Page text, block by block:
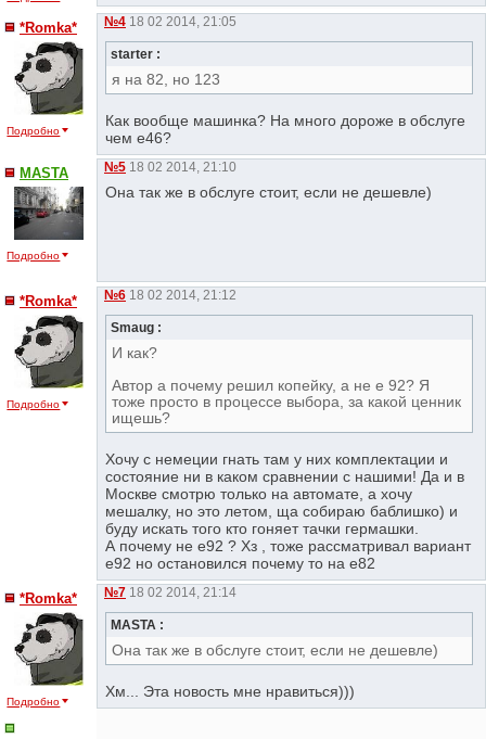
*Romka*
Подробно
№4 18 02 2014, 21:05
starter :
я на 82, но 123
Как вообще машинка? На много дороже в обслуге
чем е46?
MASTA
Подробно
№5 18 02 2014, 21:10
Она так же в обслуге стоит, если не дешевле)
*Romka*
Подробно
№6 18 02 2014, 21:12
Smaug :
И как?
Автор а почему решил копейку, а не е 92? Я
тоже просто в процессе выбора, за какой ценник
ищешь?
Хочу с немеции гнать там у них комплектации и
состояние ни в каком сравнении с нашими! Да и в
Москве смотрю только на автомате, а хочу
мешалку, но это летом, ща собираю баблишко) и
буду искать того кто гоняет тачки гермашки.
А почему не е92 ? Хз , тоже рассматривал вариант
е92 но остановился почему то на е82
*Romka*
Подробно
№7 18 02 2014, 21:14
MASTA :
Она так же в обслуге стоит, если не дешевле)
Хм... Эта новость мне нравиться)))